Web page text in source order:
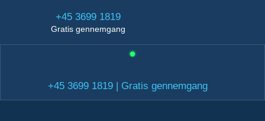
+45 3699 1819
Gratis gennemgang
+45 3699 1819 | Gratis gennemgang